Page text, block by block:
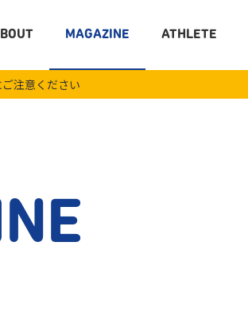
注意ください
MAGAZINE ATHLETE